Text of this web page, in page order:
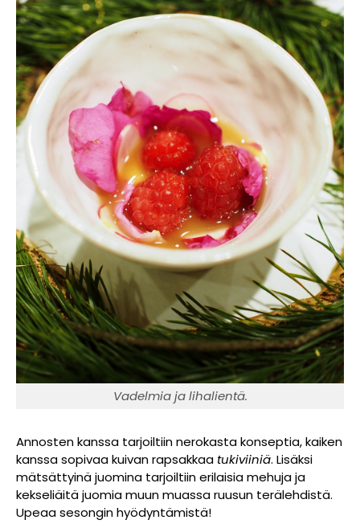
Vadelmia ja lihalientä.
Annosten kanssa tarjoiltiin nerokasta konseptia, kaiken
kanssa sopivaa kuivan rapsakkaa tukiviiniä. Lisäksi
mätsättyinä juomina tarjoiltiin erilaisia mehuja ja
kekseliäitä juomia muun muassa ruusun terälehdistä.
Upeaa sesongin hyödyntämistä!